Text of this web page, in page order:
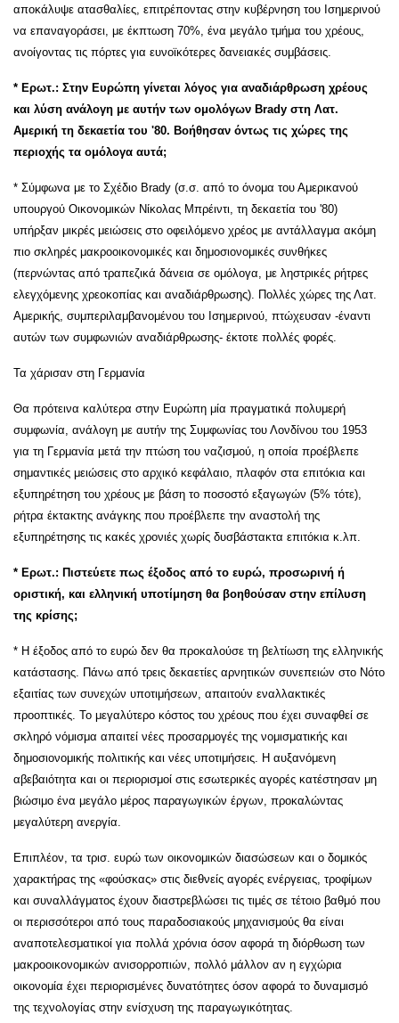
αποκάλυψε ατασθαλίες, επιτρέποντας στην κυβέρνηση του Ισημερινού
να επαναγοράσει, με έκπτωση 70%, ένα μεγάλο τμήμα του χρέους,
ανοίγοντας τις πόρτες για ευνοϊκότερες δανειακές συμβάσεις.
* Ερωτ.: Στην Ευρώπη γίνεται λόγος για αναδιάρθρωση χρέους
και λύση ανάλογη με αυτήν των ομολόγων Brady στη Λατ.
Αμερική τη δεκαετία του '80. Βοήθησαν όντως τις χώρες της
περιοχής τα ομόλογα αυτά;
* Σύμφωνα με το Σχέδιο Brady (σ.σ. από το όνομα του Αμερικανού
υπουργού Οικονομικών Νίκολας Μπρέιντι, τη δεκαετία του '80)
υπήρξαν μικρές μειώσεις στο οφειλόμενο χρέος με αντάλλαγμα ακόμη
πιο σκληρές μακροοικονομικές και δημοσιονομικές συνθήκες
(περνώντας από τραπεζικά δάνεια σε ομόλογα, με ληστρικές ρήτρες
ελεγχόμενης χρεοκοπίας και αναδιάρθρωσης). Πολλές χώρες της Λατ.
Αμερικής, συμπεριλαμβανομένου του Ισημερινού, πτώχευσαν -έναντι
αυτών των συμφωνιών αναδιάρθρωσης- έκτοτε πολλές φορές.
Τα χάρισαν στη Γερμανία
Θα πρότεινα καλύτερα στην Ευρώπη μία πραγματικά πολυμερή
συμφωνία, ανάλογη με αυτήν της Συμφωνίας του Λονδίνου του 1953
για τη Γερμανία μετά την πτώση του ναζισμού, η οποία προέβλεπε
σημαντικές μειώσεις στο αρχικό κεφάλαιο, πλαφόν στα επιτόκια και
εξυπηρέτηση του χρέους με βάση το ποσοστό εξαγωγών (5% τότε),
ρήτρα έκτακτης ανάγκης που προέβλεπε την αναστολή της
εξυπηρέτησης τις κακές χρονιές χωρίς δυσβάστακτα επιτόκια κ.λπ.
* Ερωτ.: Πιστεύετε πως έξοδος από το ευρώ, προσωρινή ή
οριστική, και ελληνική υποτίμηση θα βοηθούσαν στην επίλυση
της κρίσης;
* Η έξοδος από το ευρώ δεν θα προκαλούσε τη βελτίωση της ελληνικής
κατάστασης. Πάνω από τρεις δεκαετίες αρνητικών συνεπειών στο Νότο
εξαιτίας των συνεχών υποτιμήσεων, απαιτούν εναλλακτικές
προοπτικές. Το μεγαλύτερο κόστος του χρέους που έχει συναφθεί σε
σκληρό νόμισμα απαιτεί νέες προσαρμογές της νομισματικής και
δημοσιονομικής πολιτικής και νέες υποτιμήσεις. Η αυξανόμενη
αβεβαιότητα και οι περιορισμοί στις εσωτερικές αγορές κατέστησαν μη
βιώσιμο ένα μεγάλο μέρος παραγωγικών έργων, προκαλώντας
μεγαλύτερη ανεργία.
Επιπλέον, τα τρισ. ευρώ των οικονομικών διασώσεων και ο δομικός
χαρακτήρας της «φούσκας» στις διεθνείς αγορές ενέργειας, τροφίμων
και συναλλάγματος έχουν διαστρεβλώσει τις τιμές σε τέτοιο βαθμό που
οι περισσότεροι από τους παραδοσιακούς μηχανισμούς θα είναι
αναποτελεσματικοί για πολλά χρόνια όσον αφορά τη διόρθωση των
μακροοικονομικών ανισορροπιών, πολλό μάλλον αν η εγχώρια
οικονομία έχει περιορισμένες δυνατότητες όσον αφορά το δυναμισμό
της τεχνολογίας στην ενίσχυση της παραγωγικότητας.